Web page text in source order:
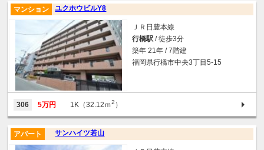
ユクホウビルY8
マンション
ＪＲ日豊本線
行橋駅 / 徒歩3分
築年 21年 / 7階建
福岡県行橋市中央3丁目5-15
306 5万円 1K（32.12ｍ2 ）
サンハイツ若山
アパート